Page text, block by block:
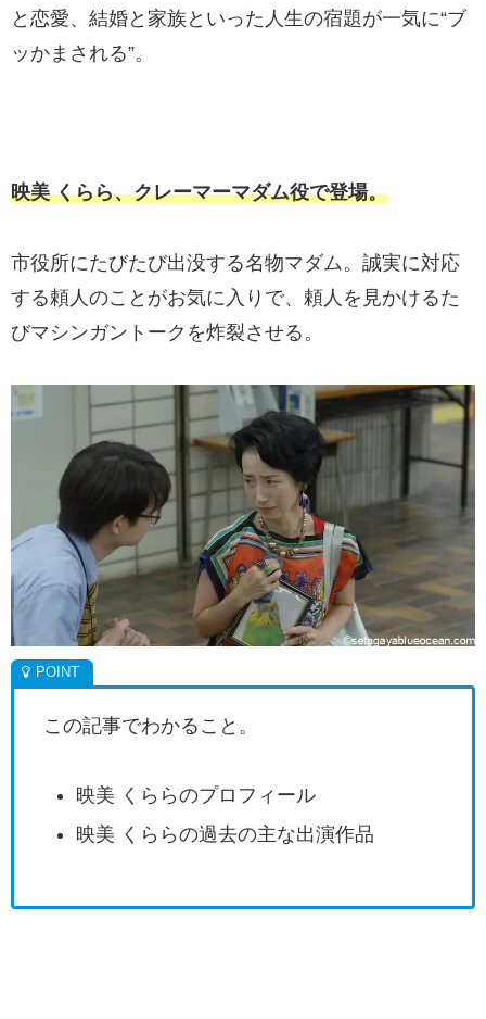
と恋愛、結婚と家族といった人生の宿題が一気に“ブ
ッかまされる”。
映美 くらら、クレーマーマダム役で登場。
市役所にたびたび出没する名物マダム。誠実に対応
する頼人のことがお気に入りで、頼人を見かけるた
びマシンガントークを炸裂させる。
この記事でわかること。
映美 くららのプロフィール
映美 くららの過去の主な出演作品